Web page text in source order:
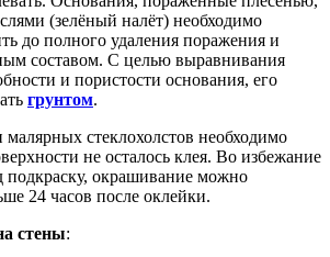
(зелёный налёт) необходимо
до полного удаления поражения и
составом. С целью выравнивания
и пористости основания, его
грунтом.
стеклохолстов необходимо
не осталось клея. Во избежание
подкраску, окрашивание можно
24 часов после оклейки.
стены: